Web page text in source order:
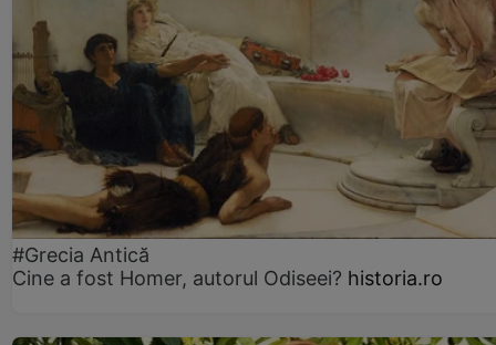
#Grecia Antică
Cine a fost Homer, autorul Odiseei? historia.ro